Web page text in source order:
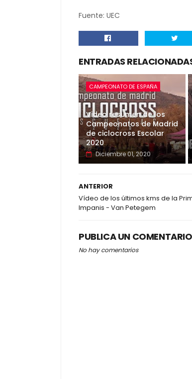
Fuente: UEC
ENTRADAS
CAMPEONATO DE ESPAÑA
Video resumen de los
Campeonatos de Madrid
de ciclocross Escolar
2020
Diciembre 01, 2020
ANTERIOR
Vídeo de los últimos kms de la
Impanis - Van Petegem
PUBLICA UN COMENTARIO
No hay comentarios